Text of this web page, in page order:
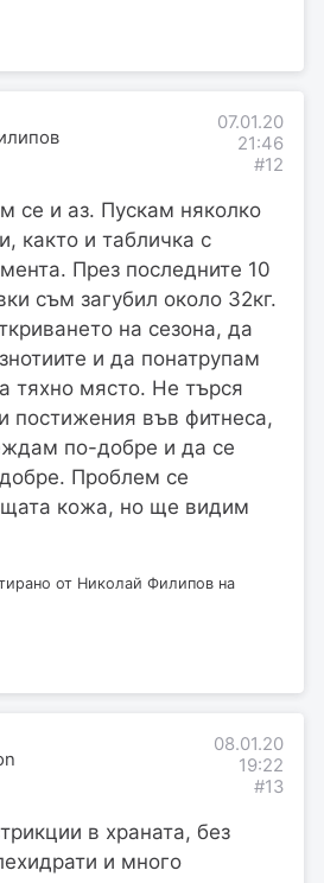
07.01.20
21:46
#12
се и аз. Пускам няколко
както и табличка с
През последните 10
съм загубил около 32кг.
на сезона, да
и да понатрупам
тяхно място. Не търся
постижения във фитнеса,
по-добре и да се
Проблем се
кожа, но ще видим
от Николай Филипов на
08.01.20
19:22
#13
в храната, без
и много